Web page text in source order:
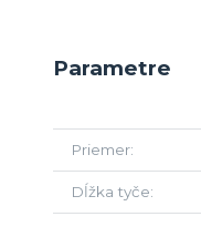
Parametre
Priemer
Dĺžka tyče